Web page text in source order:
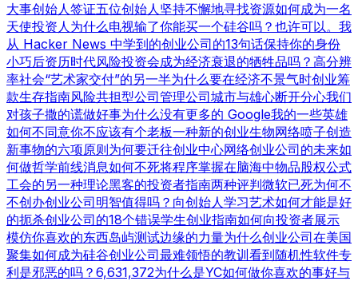
大事创始人签证五位创始人坚持不懈地寻找资源如何成为一名
天使投资人为什么电视输了你能买一个硅谷吗？也许可以。 我
从 Hacker News 中学到的创业公司的13句话保持你的身份
小巧后资历时代风险投资会成为经济衰退的牺牲品吗？ 高分辨
率社会“艺术家交付”的另一半为什么要在经济不景气时创业筹
款生存指南风险共担型公司管理公司城市与雄心断开分心我们
对孩子撒的谎做好事为什么没有更多的 Google我的一些英雄
如何不同意你不应该有个老板一种新的创业生物网络喷子创造
新事物的六项原则为何要迁往创业中心网络创业公司的未来如
何做哲学前线消息如何不死将程序掌握在脑海中物品股权公式
工会的另一种理论黑客的投资者指南两种评判微软已死为何不
不创办创业公司明智值得吗？ 向创始人学习艺术如何才能是好
的扼杀创业公司的18个错误学生创业指南如何向投资者展示
模仿你喜欢的东西岛屿测试边缘的力量为什么创业公司在美国
聚集如何成为硅谷创业公司最难领悟的教训 看到随机性软件专
利是邪恶的吗？ 6,631,372为什么是YC如何做你喜欢的事好与